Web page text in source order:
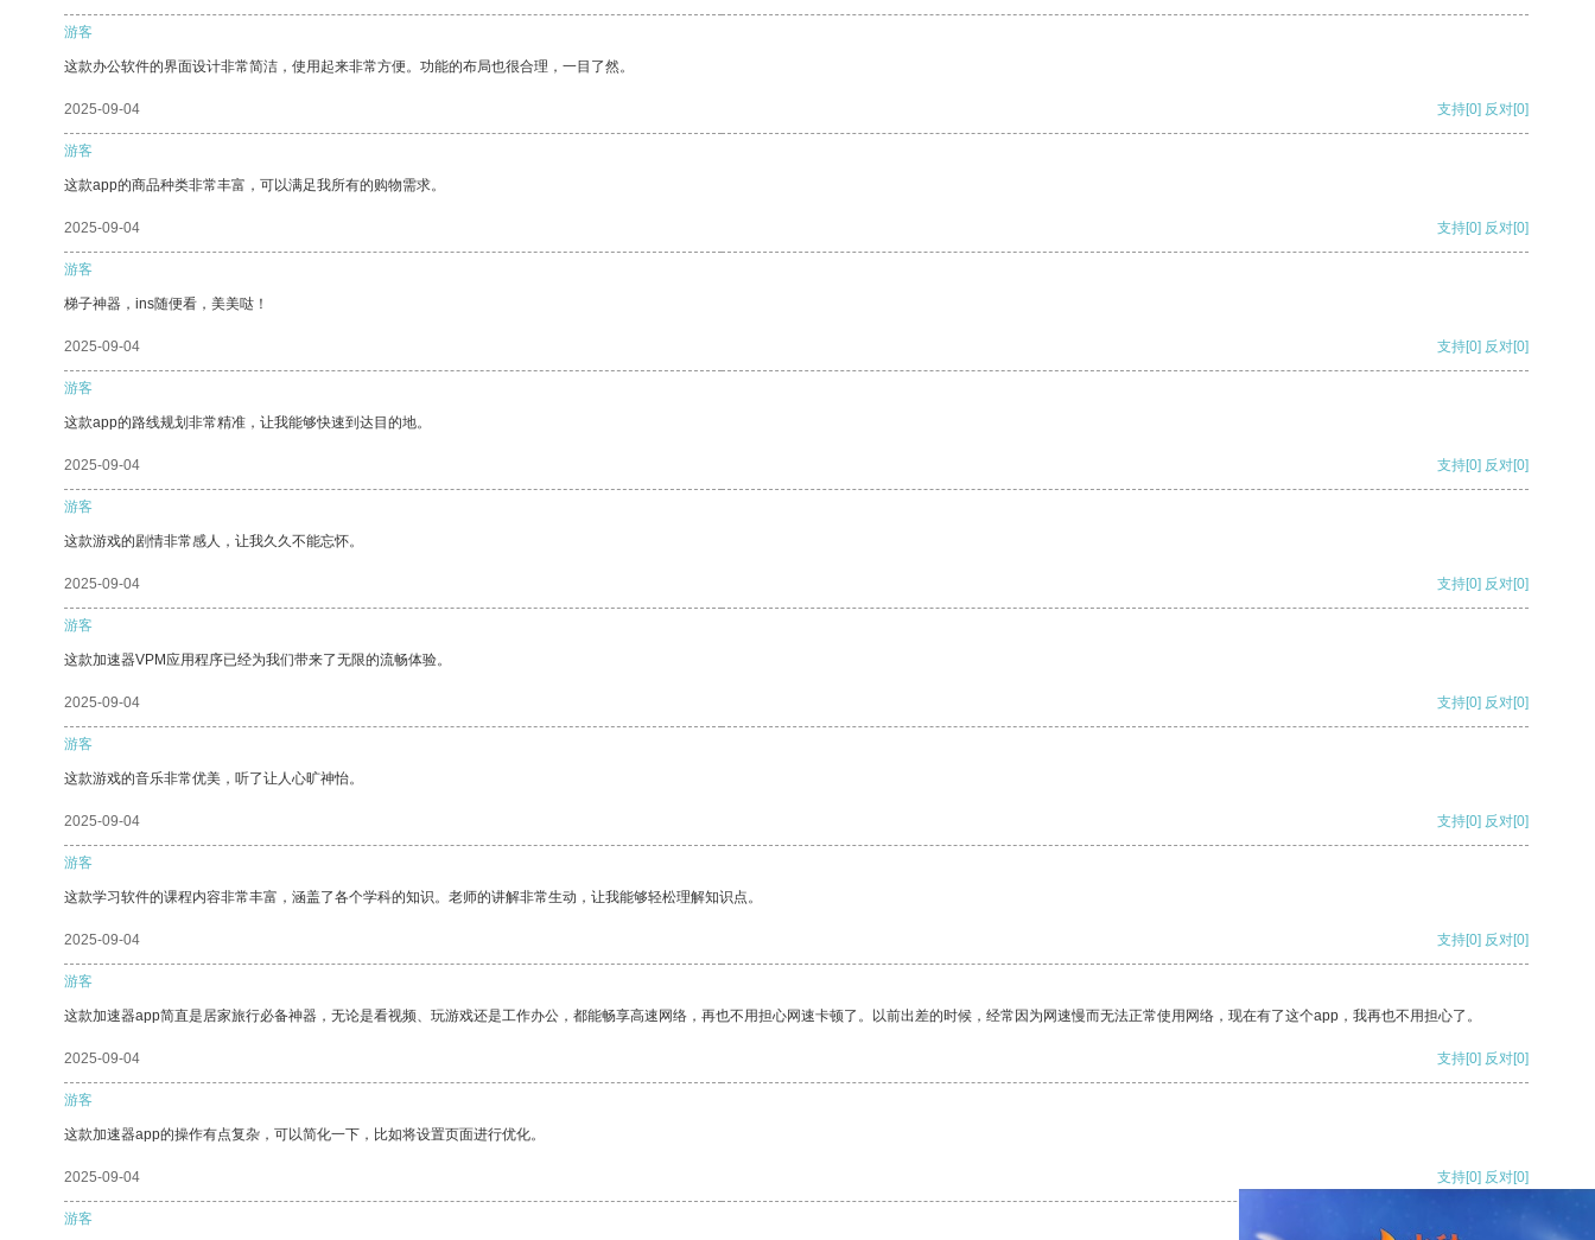
游客
这款办公软件的界面设计非常简洁，使用起来非常方便。功能的布局也很合理，一目了然。
2025-09-04 支持[0] 反对[0]
游客
这款app的商品种类非常丰富，可以满足我所有的购物需求。
2025-09-04 支持[0] 反对[0]
游客
梯子神器，ins随便看，美美哒！
2025-09-04 支持[0] 反对[0]
游客
这款app的路线规划非常精准，让我能够快速到达目的地。
2025-09-04 支持[0] 反对[0]
游客
这款游戏的剧情非常感人，让我久久不能忘怀。
2025-09-04 支持[0] 反对[0]
游客
这款加速器VPM应用程序已经为我们带来了无限的流畅体验。
2025-09-04 支持[0] 反对[0]
游客
这款游戏的音乐非常优美，听了让人心旷神怡。
2025-09-04 支持[0] 反对[0]
游客
这款学习软件的课程内容非常丰富，涵盖了各个学科的知识。老师的讲解非常生动，让我能够轻松理解知识点。
2025-09-04 支持[0] 反对[0]
游客
这款加速器app简直是居家旅行必备神器，无论是看视频、玩游戏还是工作办公，都能畅享高速网络，再也不用担心网速卡顿了。以前出差的时候，经常因为网速慢而无法正常使用网络，现在有了这个app，我再也不用担心了。
2025-09-04 支持[0] 反对[0]
游客
这款加速器app的操作有点复杂，可以简化一下，比如将设置页面进行优化。
2025-09-04 支持[0] 反对[0]
游客